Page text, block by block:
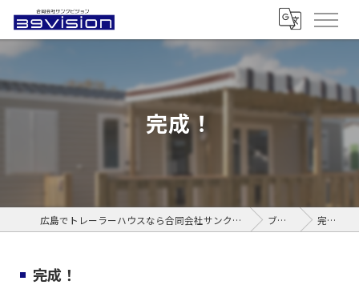
完成！
広島でトレーラーハウスなら合同会社サンクビジョン ブログ 完成！
完成！